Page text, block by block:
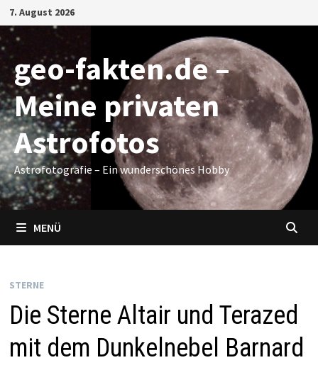
Zum
Inhalt
springen
7. August 2026
geo-fakten.de –
Meine privaten
Astrofotos
Astrofotografie – Ein wunderschönes Hobby
MENÜ
STERNE
Die Sterne Altair und Terazed
mit dem Dunkelnebel Barnard